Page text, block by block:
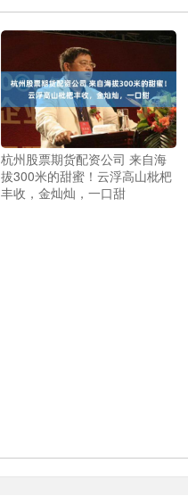
杭州股票期货配资公司 来自海
拔300米的甜蜜！云浮高山枇杷
丰收，金灿灿，一口甜